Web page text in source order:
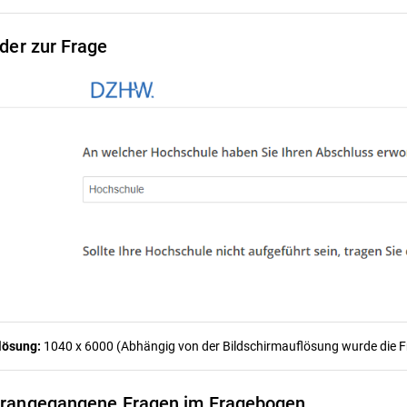
zur Frage
1040 x 6000 (Abhängig von der Bildschirmauflösung wurde die